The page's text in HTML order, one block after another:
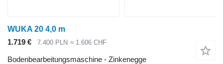
WUKA 20 4,0 m
1.719 €
7.400 PLN ≈ 1.606 CHF
Bodenbearbeitungsmaschine - Zinkenegge